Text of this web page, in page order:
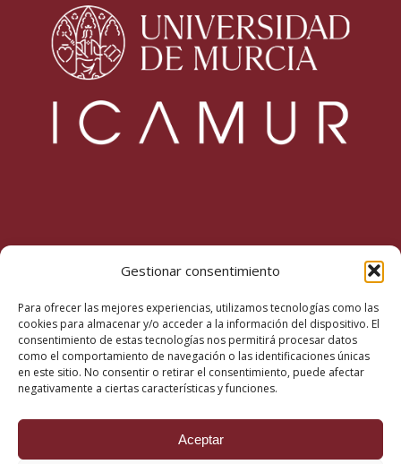
Gestionar consentimiento
Para ofrecer las mejores experiencias, utilizamos tecnologías como las
cookies para almacenar y/o acceder a la información del dispositivo. El
consentimiento de estas tecnologías nos permitirá procesar datos
como el comportamiento de navegación o las identificaciones únicas
en este sitio. No consentir o retirar el consentimiento, puede afectar
negativamente a ciertas características y funciones.
Aceptar
Misión, visión y valores
Actualidad
Podcast